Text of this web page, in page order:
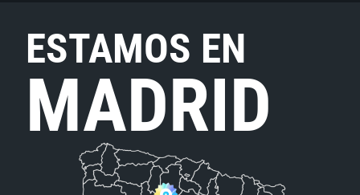
ESTAMOS EN
MADRID